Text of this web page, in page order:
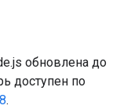
обновлена до
доступен по
.